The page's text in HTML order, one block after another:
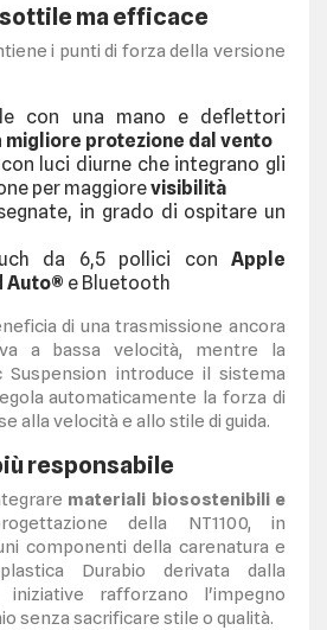
sottile ma efficace
i punti di forza della versione
con una mano e deflettori
migliore protezione dal vento
luci diurne che integrano gli
per maggiorevisibilità
in grado di ospitare un
da 6,5 pollici con Apple
Auto® e Bluetooth
di una trasmissione ancora
a bassa velocità, mentre la
Suspension introduce il sistema
automaticamente la forza di
alla velocità e allo stile di guida.
responsabile
materiali biosostenibili e
della NT1100, in
componenti della carenatura e
Durabio derivata dalla
iniziative rafforzano l'impegno
senza sacrificare stile o qualità.